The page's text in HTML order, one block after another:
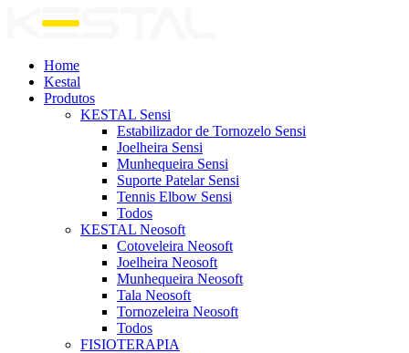
Home
Kestal
Produtos
KESTAL Sensi
Estabilizador de Tornozelo Sensi
Joelheira Sensi
Munhequeira Sensi
Suporte Patelar Sensi
Tennis Elbow Sensi
Todos
KESTAL Neosoft
Cotoveleira Neosoft
Joelheira Neosoft
Munhequeira Neosoft
Tala Neosoft
Tornozeleira Neosoft
Todos
FISIOTERAPIA